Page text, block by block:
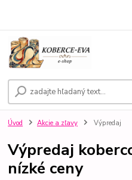
Úvod Akcie a zľavy Výpredaj
Výpredaj
nízké ceny